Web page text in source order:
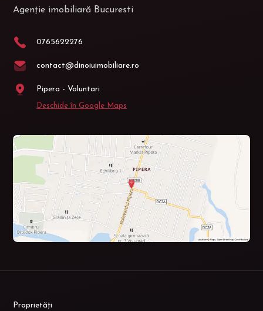
Agenție imobiliară Bucuresti
0765622276
contact@dinoiuimobiliare.ro
Pipera - Voluntari
Deschide în Google Maps
Proprietăți